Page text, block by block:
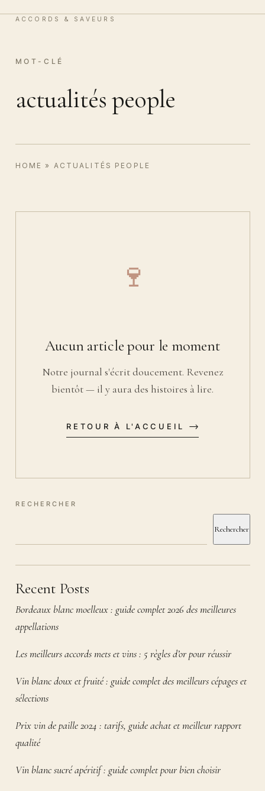
ACCORDS & SAVEURS
MOT-CLÉ
actualités people
HOME » ACTUALITÉS PEOPLE
🍷
Aucun article pour le moment
Notre journal s'écrit doucement. Revenez
bientôt — il y aura des histoires à lire.
RETOUR À L'ACCUEIL
RECHERCHER
Rechercher
Recent Posts
Bordeaux blanc moelleux : guide complet 2026 des meilleures
appellations
Les meilleurs accords mets et vins : 5 règles d’or pour réussir
Vin blanc doux et fruité : guide complet des meilleurs cépages et
sélections
Prix vin de paille 2024 : tarifs, guide achat et meilleur rapport
qualité
Vin blanc sucré apéritif : guide complet pour bien choisir